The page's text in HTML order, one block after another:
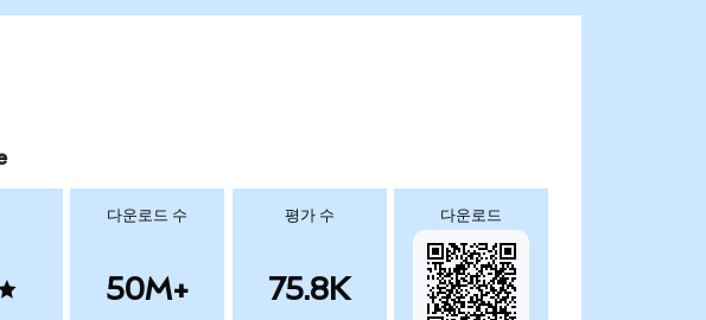
다운로드 수
50M+
평가 수
75.8K
다운로드